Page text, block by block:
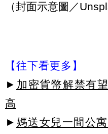
（封面示意圖／
【往下看更多】
► 加密貨幣解禁有
高
► 媽送女兒一間公